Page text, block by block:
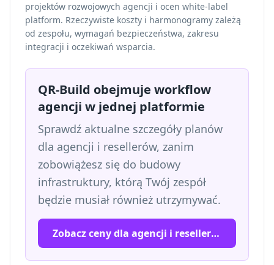
projektów rozwojowych agencji i ocen white-label
platform. Rzeczywiste koszty i harmonogramy zależą
od zespołu, wymagań bezpieczeństwa, zakresu
integracji i oczekiwań wsparcia.
QR-Build obejmuje workflow
agencji w jednej platformie
Sprawdź aktualne szczegóły planów
dla agencji i resellerów, zanim
zobowiążesz się do budowy
infrastruktury, którą Twój zespół
będzie musiał również utrzymywać.
Zobacz ceny dla agencji i resellerów